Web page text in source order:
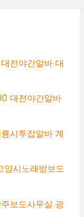
전야간알바 대
대전야간알바
시투잡알바 계
양시노래방보도
보도사무실 광